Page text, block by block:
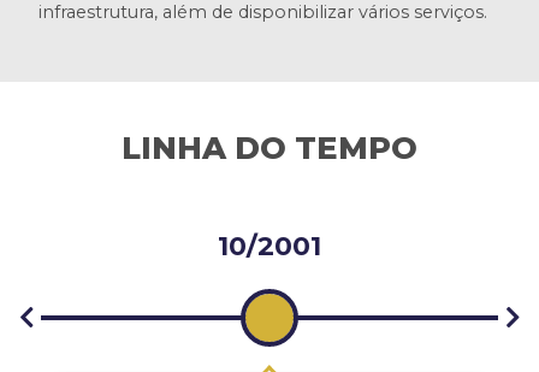
infraestrutura, além de disponibilizar vários serviços.
LINHA DO TEMPO
10/2001